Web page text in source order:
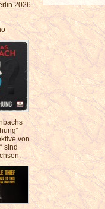
2026
–
von
sind